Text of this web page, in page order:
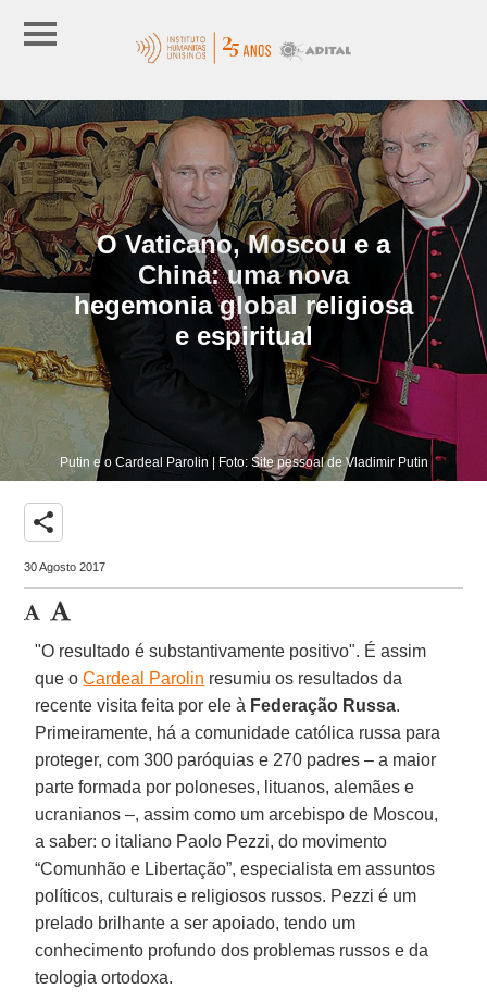
O Vaticano, Moscou e a
China: uma nova
hegemonia global religiosa
e espiritual
Putin e o Cardeal Parolin | Foto: Site pessoal de Vladimir Putin
share
30 Agosto 2017
"O resultado é substantivamente positivo". É assim
que oCardeal Parolin resumiu os resultados da
recente visita feita por ele à Federação Russa.
Primeiramente, há a comunidade católica russa para
proteger, com 300 paróquias e 270 padres – a maior
parte formada por poloneses, lituanos, alemães e
ucranianos –, assim como um arcebispo de Moscou,
a saber: o italiano Paolo Pezzi, do movimento
“Comunhão e Libertação”, especialista em assuntos
políticos, culturais e religiosos russos. Pezzi é um
prelado brilhante a ser apoiado, tendo um
conhecimento profundo dos problemas russos e da
teologia ortodoxa.